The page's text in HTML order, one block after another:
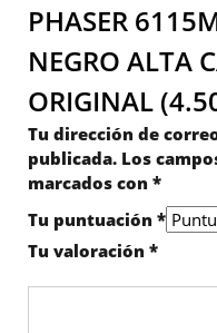
PHASER
NEGRO ALTA
ORIGINAL
Tu dirección de
publicada. Los
marcados con*
Tu puntuación*
Tu valoración*